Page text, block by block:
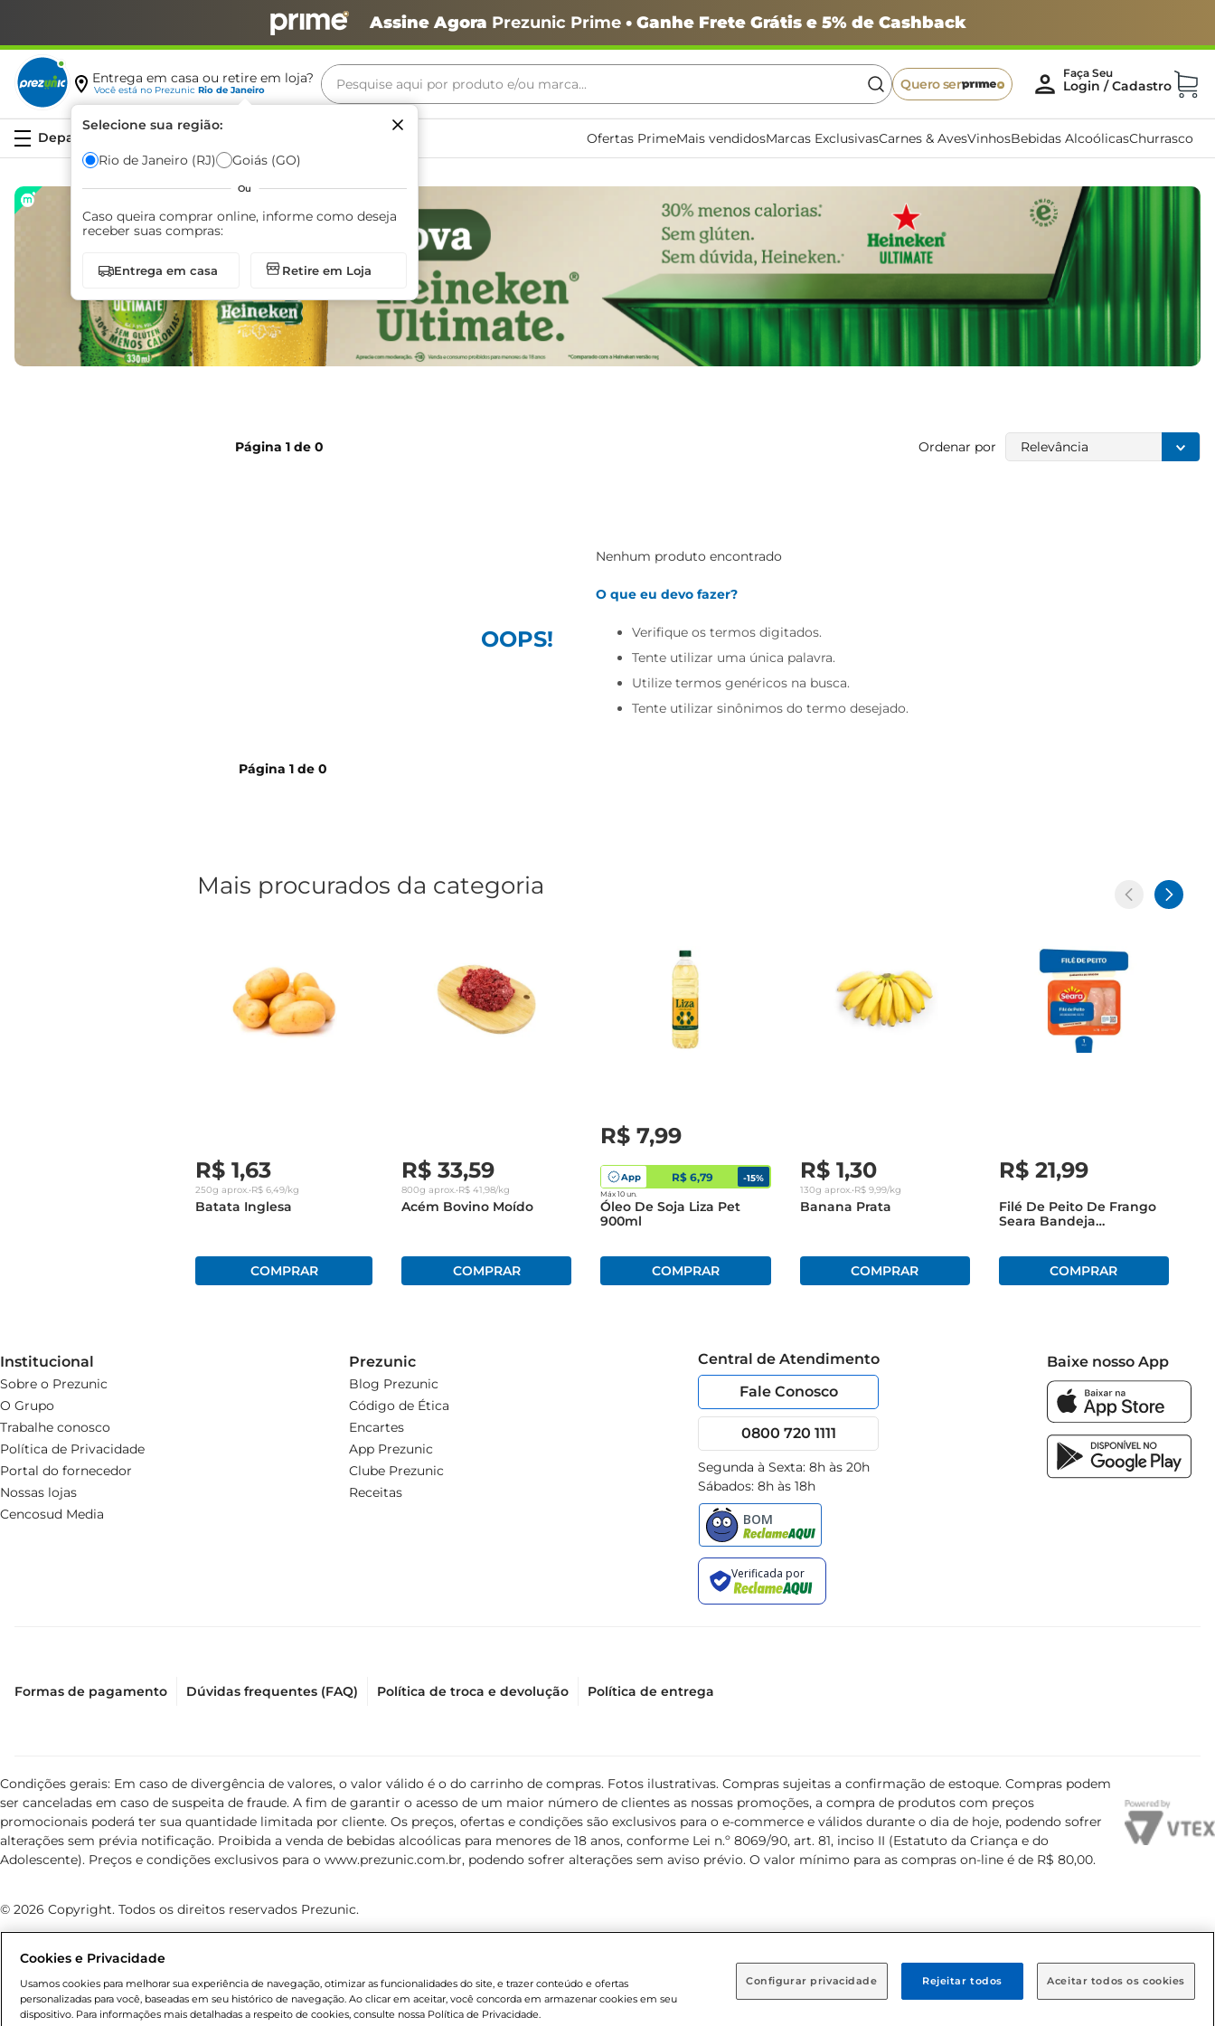
Assine Agora Prezunic Prime• Ganhe Frete Grátis e 5% de Cashback
Entrega em casa ou retire em loja?
Você está no Prezunic Rio de Janeiro
Selecione sua região:
Rio de Janeiro (RJ) Goiás (GO)
Ou
Caso queira comprar online, informe como deseja
receber suas compras:
Entrega em casa Retire em Loja
Pesquise aqui por produto e/ou marca...
Quero ser
Ofertas PrimeMais vendidosMarcas ExclusivasCarnes & AvesVinhosBebidas AlcoólicasChurrasco
Página 1 de 0 Ordenar por Relevância
OOPS!
Nenhum produto encontrado
O que eu devo fazer?
Verifique os termos digitados.
Tente utilizar uma única palavra.
Utilize termos genéricos na busca.
Tente utilizar sinônimos do termo desejado.
Página 1 de 0
Mais procurados da categoria
R$ 1,63
250g aprox.•R$ 6,49/kg
Batata Inglesa
R$ 33,59
800g aprox.•R$ 41,98/kg
Acém Bovino Moído
R$ 7,99
App R$ 6,79 -15%
Máx 10 un.
Óleo De Soja Liza Pet
900ml
R$ 1,30
130g aprox.•R$ 9,99/kg
Banana Prata
R$ 21,99
Filé De Peito De Frango
Seara Bandeja
Institucional
Sobre o Prezunic
O Grupo
Trabalhe conosco
Política de Privacidade
Portal do fornecedor
Nossas lojas
Cencosud Media
Prezunic
Blog Prezunic
Código de Ética
Encartes
App Prezunic
Clube Prezunic
Receitas
Central de Atendimento
Fale Conosco
0800 720 1111
Segunda à Sexta: 8h às 20h
Sábados: 8h às 18h
Baixe nosso App
Formas de pagamento Dúvidas frequentes (FAQ) Política de troca e devolução Política de entrega
Condições gerais: Em caso de divergência de valores, o valor válido é o do carrinho de compras. Fotos ilustrativas. Compras sujeitas a confirmação de estoque. Compras podem
ser canceladas em caso de suspeita de fraude. A fim de garantir o acesso de um maior número de clientes as nossas promoções, a compra de produtos com preços
promocionais poderá ter sua quantidade limitada por cliente. Os preços, ofertas e condições são exclusivos para o e-commerce e válidos durante o dia de hoje, podendo sofrer
alterações sem prévia notificação. Proibida a venda de bebidas alcoólicas para menores de 18 anos, conforme Lei n.º 8069/90, art. 81, inciso II (Estatuto da Criança e do
Adolescente). Preços e condições exclusivos para o www.prezunic.com.br, podendo sofrer alterações sem aviso prévio. O valor mínimo para as compras on-line é de R$ 80,00.
© 2026 Copyright. Todos os direitos reservados Prezunic.
Cencosud Brasil Comercial SA.CNPJ sob n° 39.346.861/0350-38 . Sediada na Av. das Nações Unidas, 12.995, 21º andar, CEP: 04.578-000, Bairro Brooklin Paulista, na cidade de São Paulo - SP.
Termos mais buscados
café
biscoito
azeite
arroz
Cookies e Privacidade
Usamos cookies para melhorar sua experiência de navegação, otimizar as funcionalidades do site, e trazer conteúdo e ofertas
personalizadas para você, baseadas em seu histórico de navegação. Ao clicar em aceitar, você concorda em armazenar cookies em seu
dispositivo. Para informações mais detalhadas a respeito de cookies, consulte nossa Política de Privacidade.
Configurar privacidade Rejeitar todos Aceitar todos os cookies